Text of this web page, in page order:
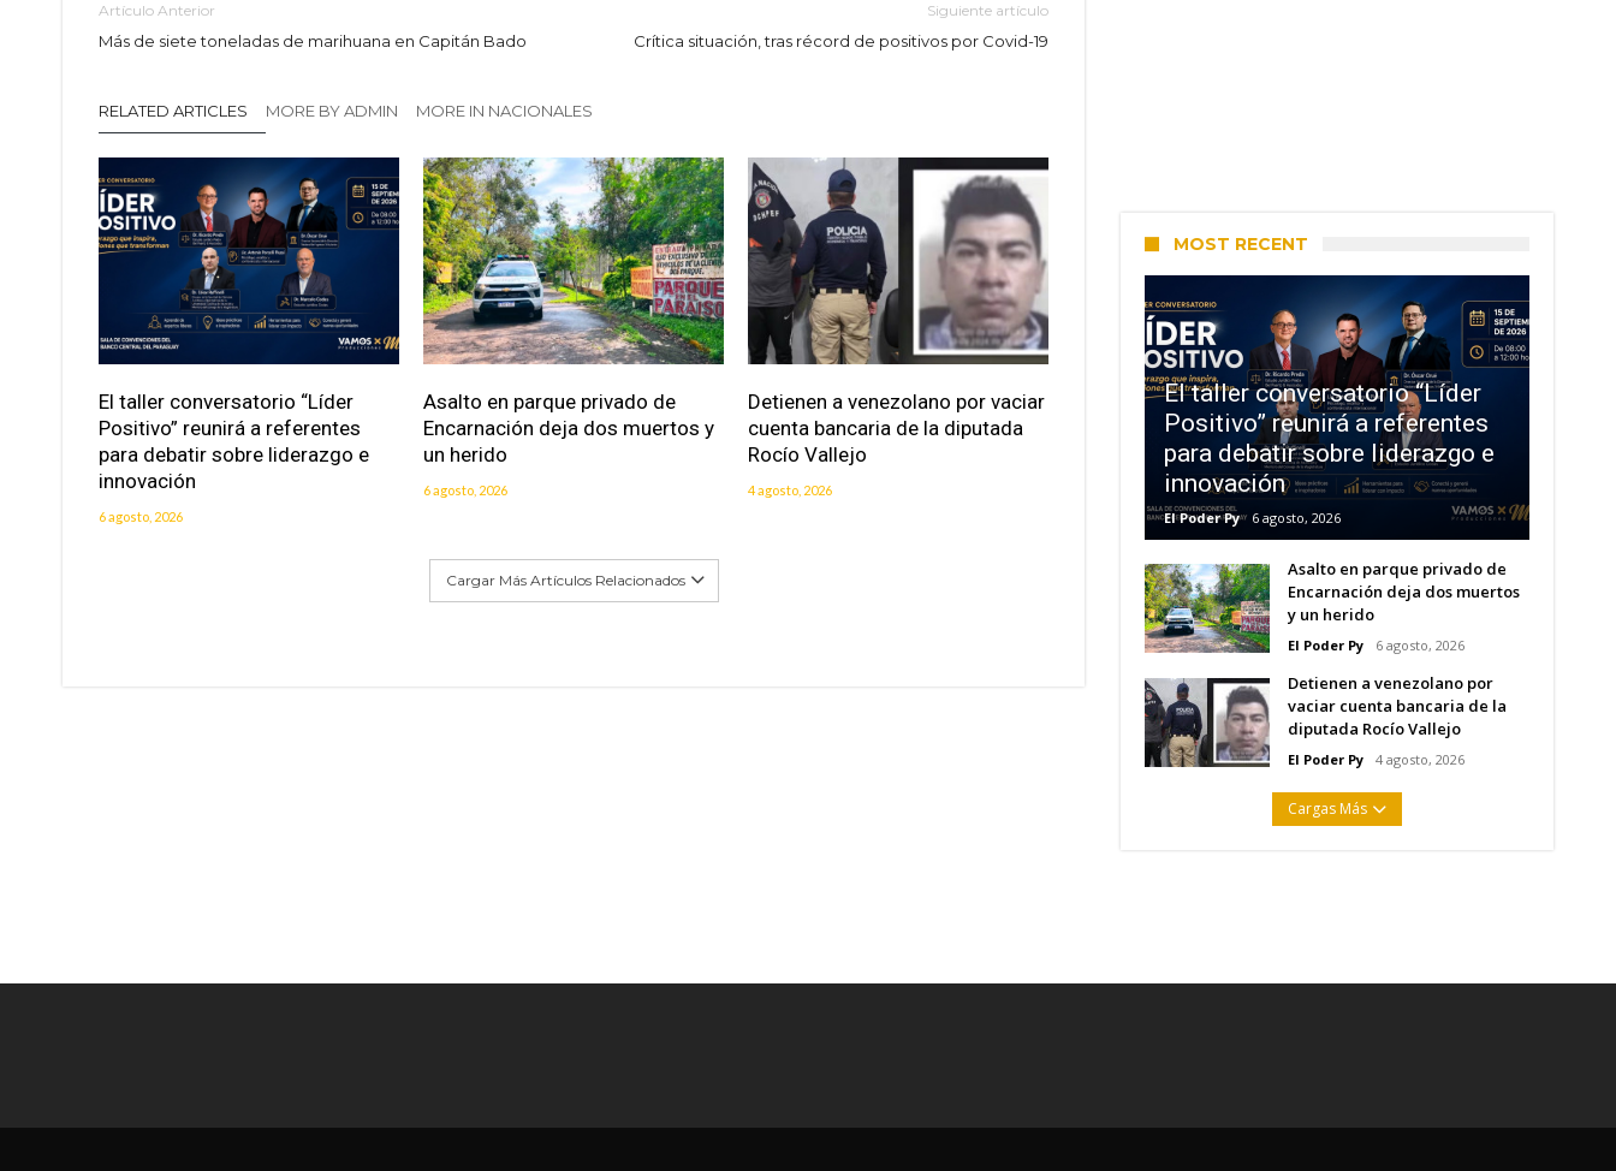
Artículo Anterior
Más de siete toneladas de marihuana en Capitán Bado
Siguiente artículo
Crítica situación, tras récord de positivos por Covid-19
RELATED ARTICLES MORE BY ADMIN MORE IN NACIONALES
El taller conversatorio “Líder
Positivo” reunirá a referentes
para debatir sobre liderazgo e
innovación
6 agosto, 2026
Asalto en parque privado de
Encarnación deja dos muertos y
un herido
6 agosto, 2026
Detienen a venezolano por vaciar
cuenta bancaria de la diputada
Rocío Vallejo
4 agosto, 2026
Cargar Más Artículos Relacionados
MOST RECENT
El taller conversatorio “Líder
Positivo” reunirá a referentes
para debatir sobre liderazgo e
innovación
El Poder Py 6 agosto, 2026
Asalto en parque privado de
Encarnación deja dos muertos
y un herido
El Poder Py 6 agosto, 2026
Detienen a venezolano por
vaciar cuenta bancaria de la
diputada Rocío Vallejo
El Poder Py 4 agosto, 2026
Cargas Más